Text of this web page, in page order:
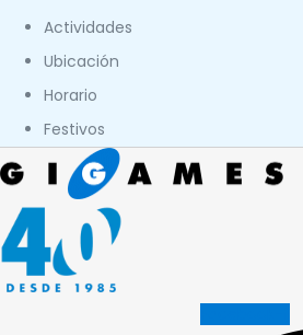
Actividades
Ubicación
Horario
Festivos